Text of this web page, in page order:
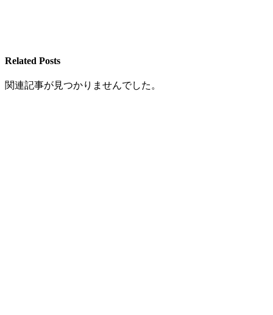
Related Posts
関連記事が見つかりませんでした。